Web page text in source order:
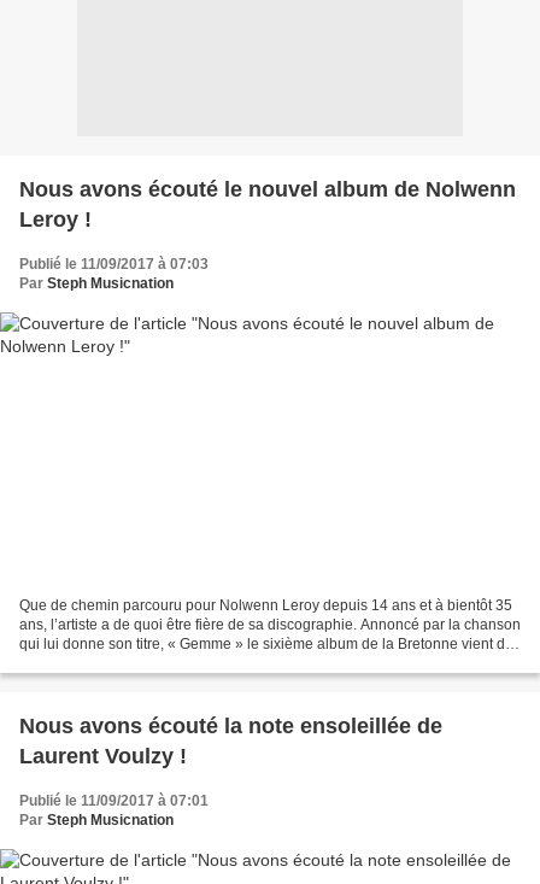
Nous avons écouté le nouvel album de Nolwenn
Leroy !
Publié le 11/09/2017 à 07:03
Par Steph Musicnation
Que de chemin parcouru pour Nolwenn Leroy depuis 14 ans et à bientôt 35
ans, l’artiste a de quoi être fière de sa discographie. Annoncé par la chanson
qui lui donne son titre, « Gemme » le sixième album de la Bretonne vient de
Nous avons écouté la note ensoleillée de
Laurent Voulzy !
Publié le 11/09/2017 à 07:01
Par Steph Musicnation